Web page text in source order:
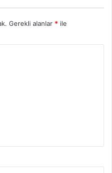
Gerekli alanlar * ile